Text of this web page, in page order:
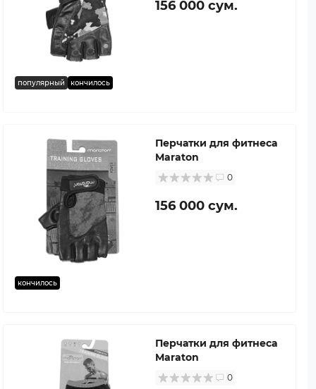
популярный кончилось
156 000 сум.
кончилось
Перчатки для фитнеса
Maraton
0
156 000 сум.
Перчатки для фитнеса
Maraton
0